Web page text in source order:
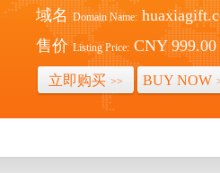
域名 Domain Name:
售价 Listing Price: CNY 999.00
立即购买 >> BUY NOW